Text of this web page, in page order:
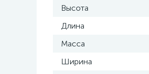
Высота
Длина
Масса
Ширина